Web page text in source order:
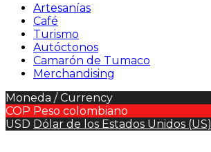
Artesanías
Café
Turismo
Autóctonos
Camarón de Tumaco
Merchandising
Moneda / Currency
COP Peso colombiano
USD Dólar de los Estados Unidos (US)